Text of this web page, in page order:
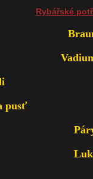
Rybářské
pusť